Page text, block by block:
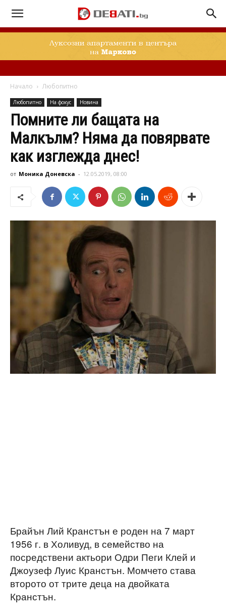
Начало Любопитно
Любопитно На фокус Новина
Помните ли бащата на
Малкълм? Няма да повярвате
как изглежда днес!
от Моника Доневска - 12.05.2019, 08:00
Брайън Лий Кранстън е роден на 7 март
1956 г. в Холивуд, в семейство на
посредствени актьори Одри Пеги Клей и
Джоузеф Луис Кранстън. Момчето става
второто от трите деца на двойката
Кранстън.